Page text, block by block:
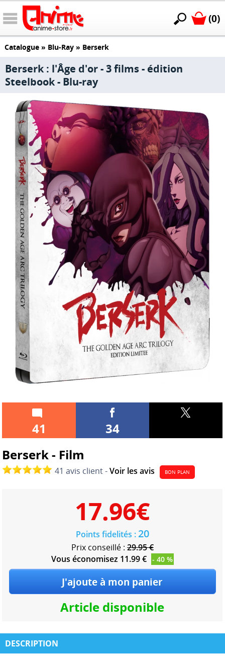
(0)
Catalogue» Blu-Ray» Berserk
Berserk : l'Âge d'or - 3 films - édition
Steelbook - Blu-ray
41
34
Berserk - Film
41 avis client -Voir les avis BON PLAN
17.96€
Points fidelités :20
Prix conseillé : 29.95 €
Vous économisez 11.99 € - 40 %
Article disponible
DESCRIPTION